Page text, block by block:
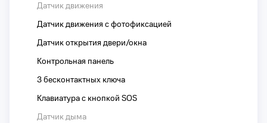
Датчик движения
Датчик движения с фотофиксацией
Датчик открытия двери/окна
Контрольная панель
3 бесконтактных ключа
Клавиатура с кнопкой SOS
Датчик дыма